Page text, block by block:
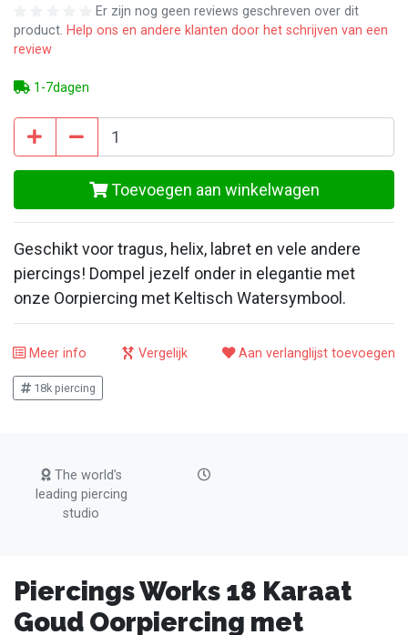
Er zijn nog geen reviews geschreven over dit
product. Help ons en andere klanten door het schrijven van een
review
1-7dagen
Toevoegen aan winkelwagen
Geschikt voor tragus, helix, labret en vele andere
piercings! Dompel jezelf onder in elegantie met
onze Oorpiercing met Keltisch Watersymbool.
Meer info Vergelijk Aan verlanglijst toevoegen
18k piercing
The world’s
leading piercing
studio
Piercings Works 18 Karaat
Goud Oorpiercing met